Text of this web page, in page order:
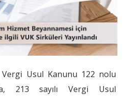
Vergi Usul Kanunu 122 nolu
213 sayılı Vergi Usul